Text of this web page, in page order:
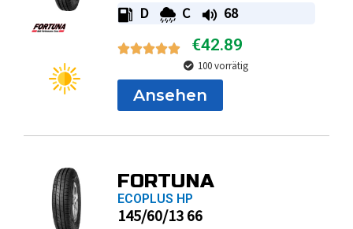
D C 68
€42.89
100 vorrätig
Ansehen
FORTUNA
ECOPLUS HP
145/60/13 66